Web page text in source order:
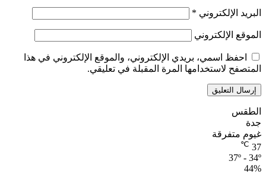
البريد الإلكتروني *
الموقع الإلكتروني
احفظ اسمي، بريدي الإلكتروني، والموقع الإلكتروني في هذا
المتصفح لاستخدامها المرة المقبلة في تعليقي.
الطقس
جدة
غيوم متفرقة
37
℃
37º - 34º
44%